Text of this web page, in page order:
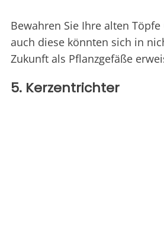
Bewahren Sie Ihre alten
auch diese könnten sich in
Zukunft als Pflanzgefäße
5. Kerzentrichter